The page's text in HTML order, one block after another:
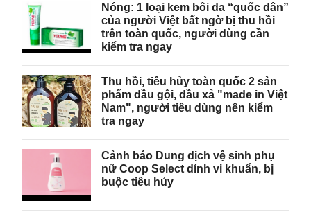
Nóng: 1 loại kem bôi da “quốc dân”
của người Việt bất ngờ bị thu hồi
trên toàn quốc, người dùng cần
kiểm tra ngay
Thu hồi, tiêu hủy toàn quốc 2 sản
phẩm dầu gội, dầu xả "made in Việt
Nam", người tiêu dùng nên kiểm
tra ngay
Cảnh báo Dung dịch vệ sinh phụ
nữ Coop Select dính vi khuẩn, bị
buộc tiêu hủy